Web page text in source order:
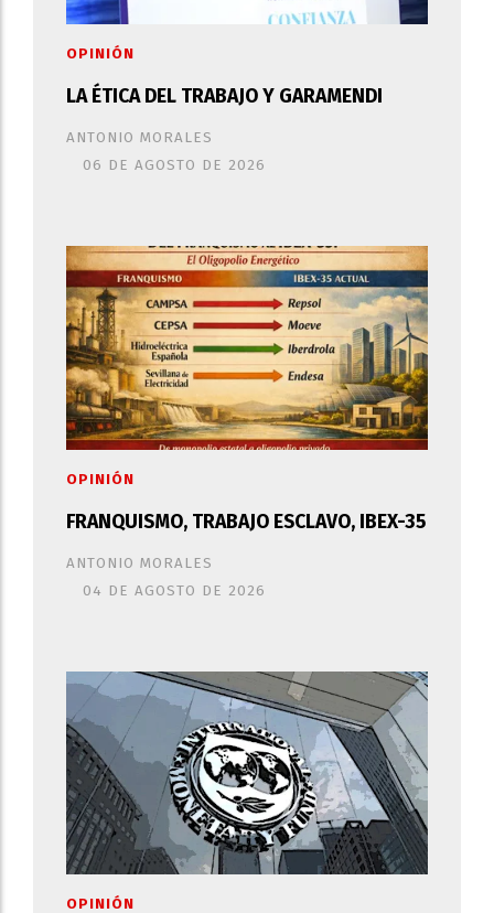
LA ÉTICA DEL TRABAJO Y GARAMENDI
ANTONIO MORALES
OPINIÓN
06 DE AGOSTO DE 2026
FRANQUISMO, TRABAJO ESCLAVO, IBEX-35
ANTONIO MORALES
OPINIÓN
04 DE AGOSTO DE 2026
OPINIÓN